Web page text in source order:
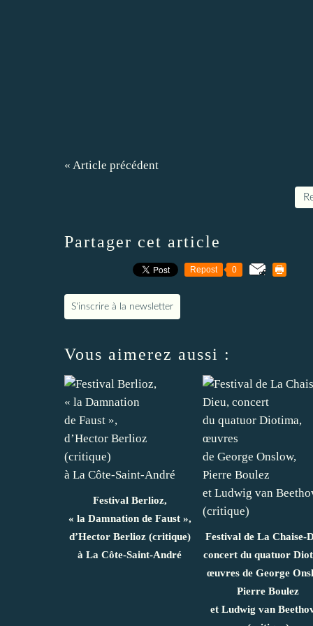
« Article précédent
Partager cet article
Repost 0
S'inscrire à la newsletter
Vous aimerez aussi :
Festival Berlioz,
« la Damnation de Faust »,
d’Hector Berlioz (critique)
à La Côte‑Saint‑André
Festival de La Chaise-
concert du quatuor
œuvres de George
Pierre Boulez
et Ludwig van